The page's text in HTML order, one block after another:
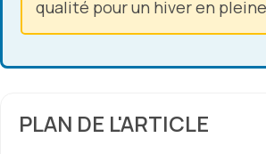
qualité pour un hiver en
PLAN DE L'ARTICLE